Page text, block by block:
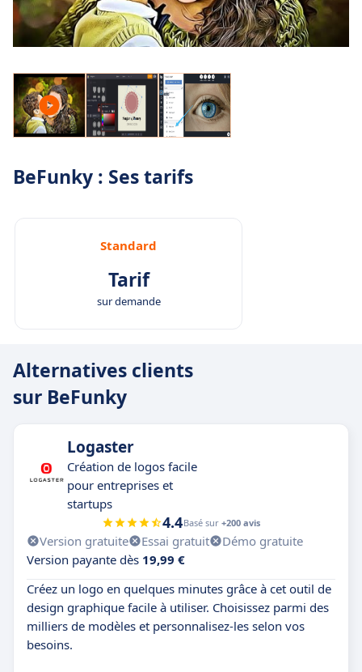
BeFunky : Ses tarifs
Standard
Tarif
sur demande
Alternatives clients
sur BeFunky
Logaster
Création de logos facile
pour entreprises et
startups
4.4Basé sur +200 avis
Version gratuite Essai gratuit
Démo gratuite
Version payante dès 19,99 €
Créez un logo en quelques minutes grâce à cet outil de
design graphique facile à utiliser. Choisissez parmi des
milliers de modèles et personnalisez-les selon vos
besoins.